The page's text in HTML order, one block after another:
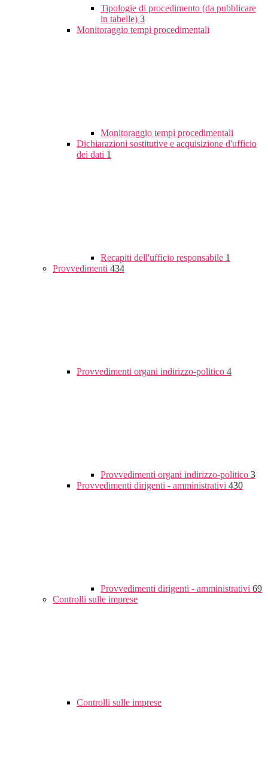
Tipologie di procedimento (da pubblicare
in tabelle) 3
Monitoraggio tempi procedimentali
Monitoraggio tempi procedimentali
Dichiarazioni sostitutive e acquisizione d'ufficio
dei dati 1
Recapiti dell'ufficio responsabile 1
Provvedimenti 434
Provvedimenti organi indirizzo-politico 4
Provvedimenti organi indirizzo-politico 3
Provvedimenti dirigenti - amministrativi 430
Provvedimenti dirigenti - amministrativi 69
Controlli sulle imprese
Controlli sulle imprese